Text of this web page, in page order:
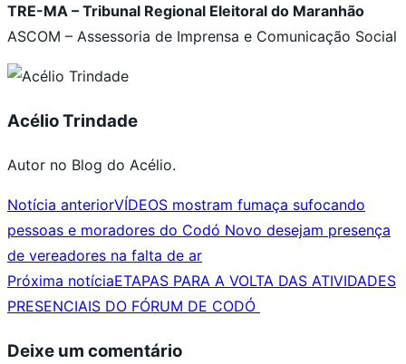
TRE-MA – Tribunal Regional Eleitoral do Maranhão
ASCOM – Assessoria de Imprensa e Comunicação Social
Acélio Trindade
Autor no Blog do Acélio.
Notícia anteriorVÍDEOS mostram fumaça sufocando
pessoas e moradores do Codó Novo desejam presença
de vereadores na falta de ar
Próxima notíciaETAPAS PARA A VOLTA DAS ATIVIDADES
PRESENCIAIS DO FÓRUM DE CODÓ
Deixe um comentário